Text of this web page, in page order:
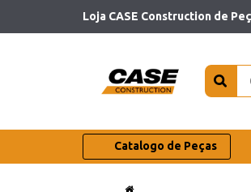
Loja CASE Construction de
Catalogo de Peças